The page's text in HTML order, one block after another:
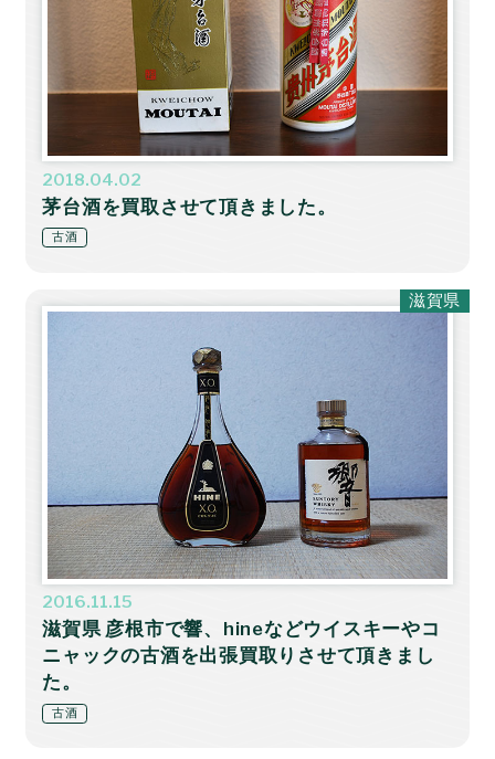
2018.04.02
茅台酒を買取させて頂きました。
古酒
2016.11.15
滋賀県 彦根市で響、hineなどウイスキーやコ
ニャックの古酒を出張買取りさせて頂きまし
た。
古酒
滋賀県